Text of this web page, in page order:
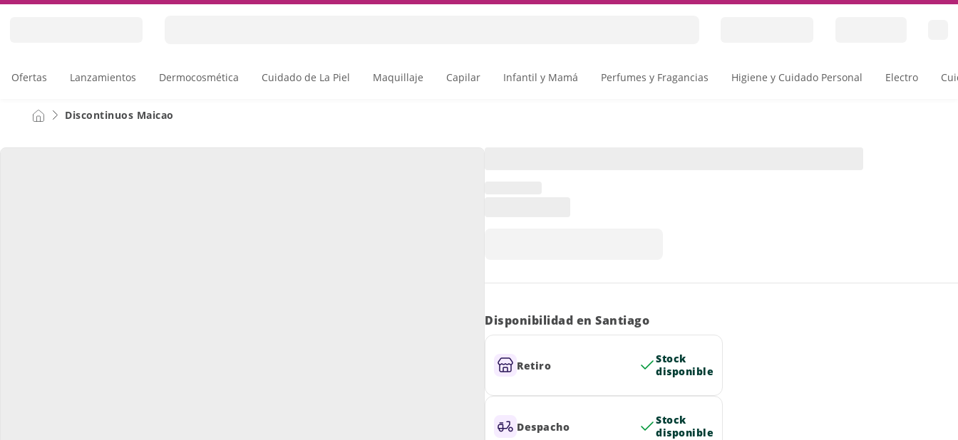
Skip
Ofertas Lanzamientos Dermocosmética Cuidado de La Piel Maquillaje Capilar Infantil y Mamá Perfumes y Fragancias Higiene y Cuidado Personal Electro
Discontinuos Maicao
Disponibilidad en Santiago
Retiro
Stock
disponible
Despacho
Stock
disponible